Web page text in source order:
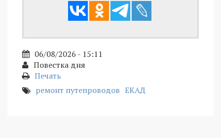
06/08/2026 - 15:11
Повестка дня
Печать
ремонт путепроводов ЕКАД